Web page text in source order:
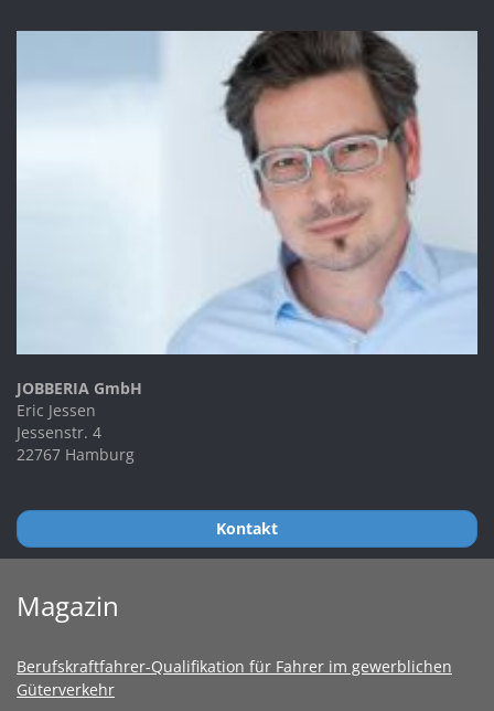
JOBBERIA GmbH
Eric Jessen
Jessenstr. 4
22767 Hamburg
Kontakt
Magazin
Berufskraftfahrer-Qualifikation für Fahrer im gewerblichen
Güterverkehr